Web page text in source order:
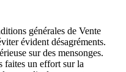
générales de Vente
évident désagréments.
sur des mensonges.
faites un effort sur la